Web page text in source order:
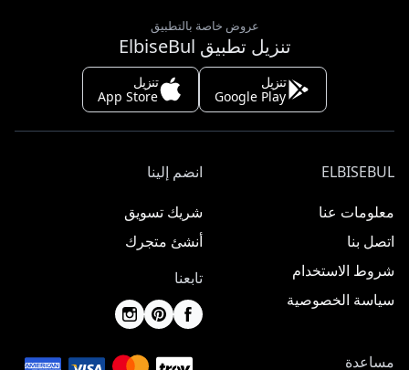
عروض خاصة بالتطبيق
تنزيل تطبيق ElbiseBul
تنزيل
Google Play
تنزيل
App Store
ELBISEBUL
معلومات عنا
اتصل بنا
شروط الاستخدام
سياسة الخصوصية
انضم إلينا
شريك تسويق
أنشئ متجرك
تابعنا
مساعدة